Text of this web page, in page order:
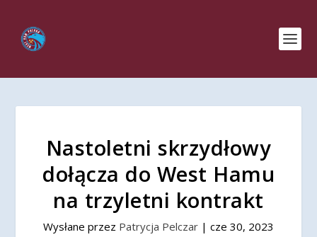
Nastoletni skrzydłowy
dołącza do West Hamu
na trzyletni kontrakt
Wysłane przez Patrycja Pelczar | cze 30, 2023